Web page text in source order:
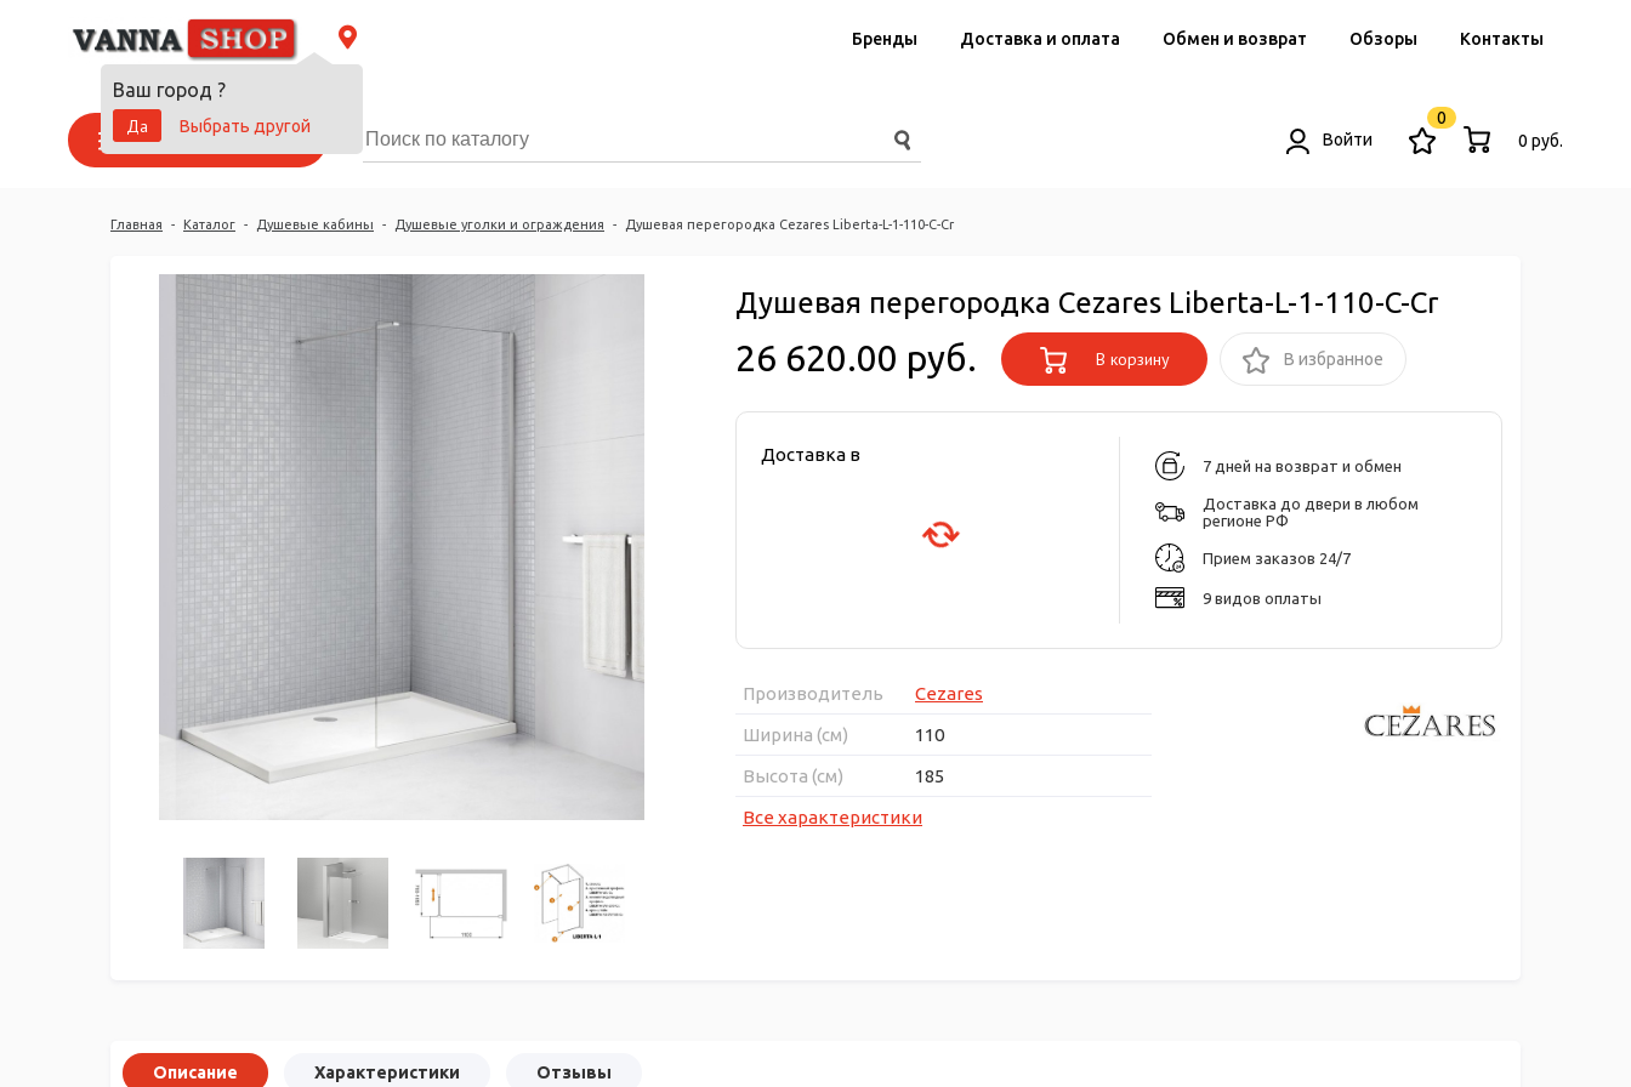
Ваш город ?
Да
Выбрать другой
Бренды Доставка и оплата Обмен и возврат Обзоры Контакты
Каталог товаров Войти
0
0 руб.
Главная - Каталог - Душевые кабины - Душевые уголки и ограждения - Душевая перегородка Cezares Liberta-L-1-110-C-Cr
Душевая перегородка Cezares Liberta-L-1-110-C-Cr
26 620.00 руб. В корзину В избранное
Доставка в
7 дней на возврат и обмен
Доставка до двери в любом
регионе РФ
Прием заказов 24/7
9 видов оплаты
Производитель
Cezares
Ширина (см)
110
Высота (см)
185
Все характеристики
Описание Характеристики Отзывы